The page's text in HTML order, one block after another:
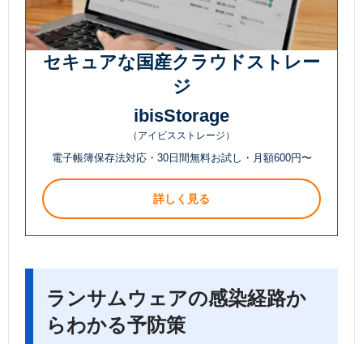
セキュアな国産クラウドストレー
ジ
ibisStorage
（アイビスストレージ）
電子帳簿保存法対応・30日間無料お試し・月額600円〜
詳しく見る
ランサムウェアの感染経路か
らわかる予防策